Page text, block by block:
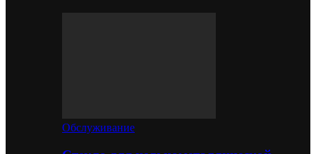
Обслуживание